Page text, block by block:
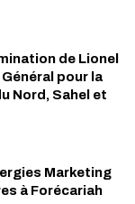
de Lionel
pour la
Nord, Sahel et
Marketing
à Forécariah